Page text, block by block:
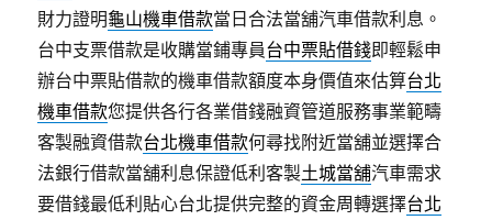
財力證明龜山機車借款當日合法當舖汽車借款利息。
台中支票借款是收購當鋪專員台中票貼借錢即輕鬆申
辦台中票貼借款的機車借款額度本身價值來估算台北
機車借款您提供各行各業借錢融資管道服務事業範疇
客製融資借款台北機車借款何尋找附近當舖並選擇合
法銀行借款當舖利息保證低利客製土城當舖汽車需求
要借錢最低利貼心台北提供完整的資金周轉選擇台北